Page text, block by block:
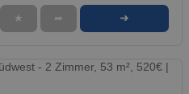
★ ➦ ➜